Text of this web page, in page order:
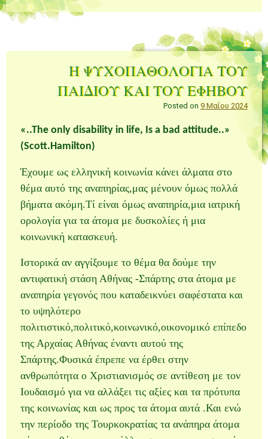
Η ΨΥΧΟΠΑΘΟΛΟΓΙΑ ΤΟΥ
ΠΑΙΔΙΟΥ ΚΑΙ ΤΟΥ ΕΦΗΒΟΥ
Posted on 9 Μαΐου 2024
«..The only disability in life, Is a bad attitude..»
(Scott.Hamilton)
Έχουμε ως ελληνική κοινωνία κάνει άλματα στο
θέμα αυτό της αναπηρίας,μας μένουν όμως πολλά
βήματα ακόμη.Τί είναι όμως αναπηρία,μια ιατρική
ορολογία για τα άτομα με δυσκολίες ή μια
κοινωνική κατασκευή.
Ιστορικά αν αγγίξουμε το θέμα θα δούμε την
αντιφατική στάση Αθήνας -Σπάρτης στα άτομα με
αναπηρία γεγονός που καταδεικνύει σαφέστατα και
το υψηλότερο
πολιτιστικό,πολιτικό,κοινωνικό,οικονομικό επίπεδο
της Αρχαίας Αθήνας έναντι αυτού της
Σπάρτης.Φυσικά έπρεπε να έρθει στην
ανθρωπότητα ο Χριστιανισμός σε αντίθεση με τον
Ιουδαισμό για να αλλάξει τις αξίες και τα πρότυπα
της κοινωνίας και ως προς τα άτομα αυτά .Και ενώ
την περίοδο της Τουρκοκρατίας τα ανάπηρα άτομα